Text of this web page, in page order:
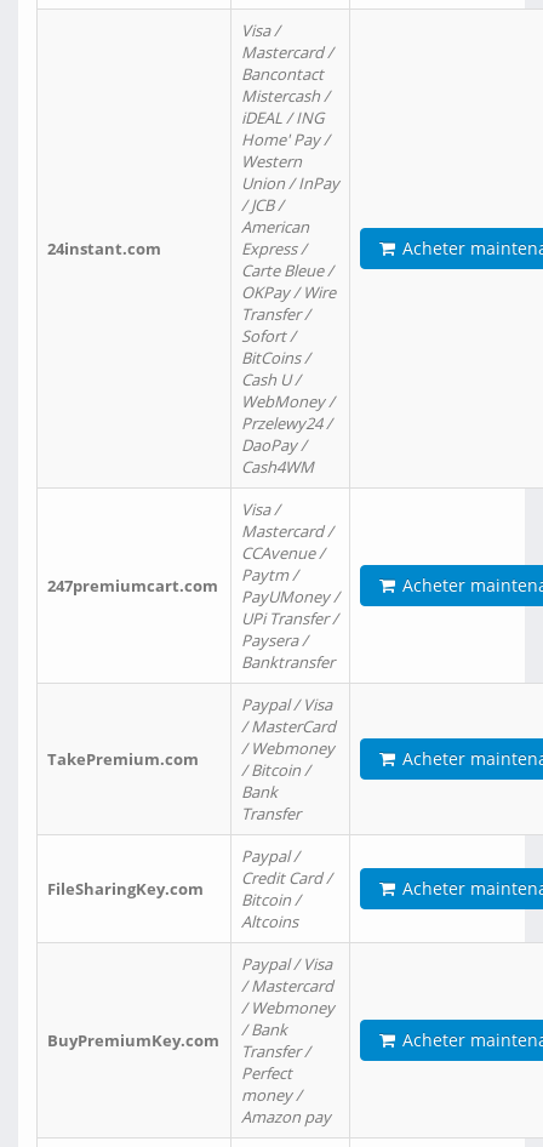
24instant.com
Visa /
Mastercard /
Bancontact
Mistercash /
iDEAL / ING
Home' Pay /
Western
Union / InPay
/ JCB /
American
Express /
Carte Bleue /
OKPay / Wire
Transfer /
Sofort /
BitCoins /
Cash U /
WebMoney /
Przelewy24 /
DaoPay /
Cash4WM
Acheter
247premiumcart.com
Visa /
Mastercard /
CCAvenue /
Paytm /
PayUMoney /
UPi Transfer /
Paysera /
Banktransfer
Acheter
TakePremium.com
Paypal / Visa
/ MasterCard
/ Webmoney
/ Bitcoin /
Bank
Transfer
Acheter
FileSharingKey.com
Paypal /
Credit Card /
Bitcoin /
Altcoins
Acheter
BuyPremiumKey.com
Paypal / Visa
/ Mastercard
/ Webmoney
/ Bank
Transfer /
Perfect
money /
Amazon pay
Acheter